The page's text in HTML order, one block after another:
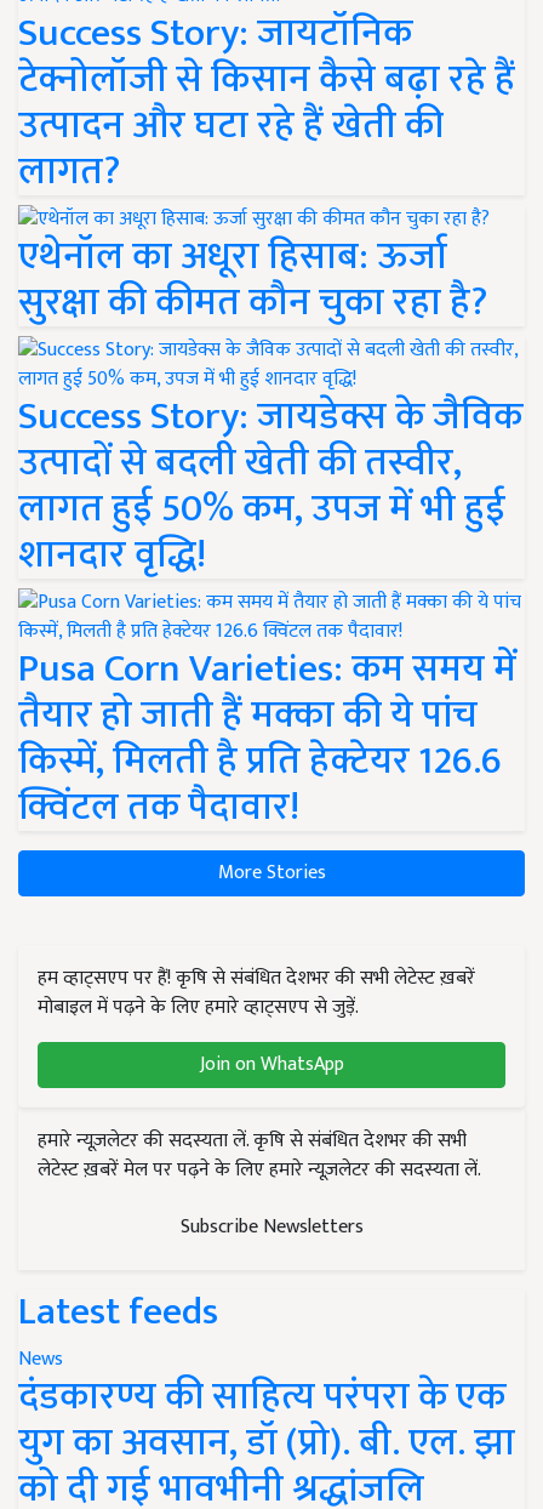
Success Story: जायटॉनिक
टेक्नोलॉजी से किसान कैसे बढ़ा रहे हैं
उत्पादन और घटा रहे हैं खेती की
लागत?
एथेनॉल का अधूरा हिसाब: ऊर्जा
सुरक्षा की कीमत कौन चुका रहा है?
Success Story: जायडेक्स के जैविक
उत्पादों से बदली खेती की तस्वीर,
लागत हुई 50% कम, उपज में भी हुई
शानदार वृद्धि!
Pusa Corn Varieties: कम समय में
तैयार हो जाती हैं मक्का की ये पांच
किस्में, मिलती है प्रति हेक्टेयर 126.6
क्विंटल तक पैदावार!
More Stories
हम व्हाट्सएप पर हैं! कृषि से संबंधित देशभर की सभी लेटेस्ट ख़बरें
मोबाइल में पढ़ने के लिए हमारे व्हाट्सएप से जुड़ें.
Join on WhatsApp
हमारे न्यूज़लेटर की सदस्यता लें. कृषि से संबंधित देशभर की सभी
लेटेस्ट ख़बरें मेल पर पढ़ने के लिए हमारे न्यूज़लेटर की सदस्यता लें.
Subscribe Newsletters
Latest feeds
News
दंडकारण्य की साहित्य परंपरा के एक
युग का अवसान, डॉ (प्रो). बी. एल. झा
को दी गई भावभीनी श्रद्धांजलि